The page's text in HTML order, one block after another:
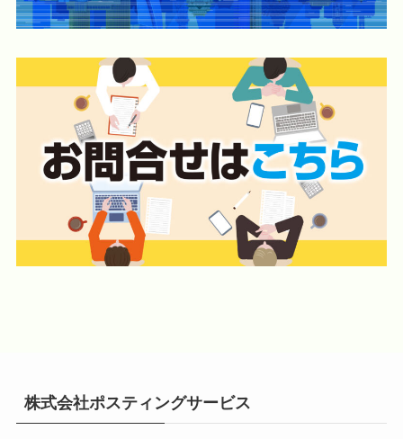
株式会社ポスティングサービス